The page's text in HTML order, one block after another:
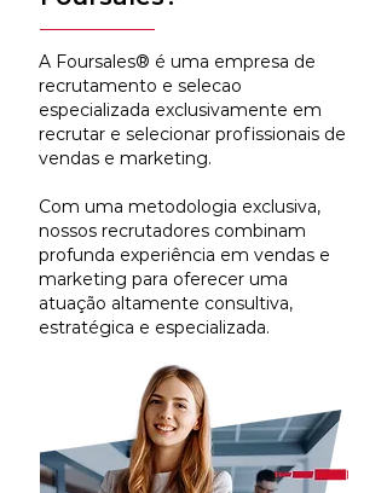
A Foursales® é uma empresa de
recrutamento e selecao
especializada exclusivamente em
recrutar e selecionar profissionais de
vendas e marketing.
Com uma metodologia exclusiva,
nossos recrutadores combinam
profunda experiência em vendas e
marketing para oferecer uma
atuação altamente consultiva,
estratégica e especializada.